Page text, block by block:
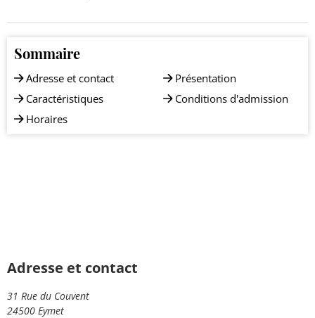
Sommaire
Adresse et contact
Caractéristiques
Horaires
Présentation
Conditions d'admission
Adresse et contact
31 Rue du Couvent
24500 Eymet